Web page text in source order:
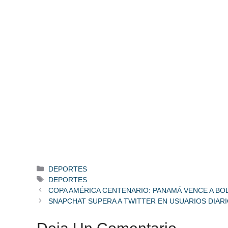
Categorías
DEPORTES
Etiquetas
DEPORTES
COPA AMÉRICA CENTENARIO: PANAMÁ VENCE A
SNAPCHAT SUPERA A TWITTER EN USUARIOS